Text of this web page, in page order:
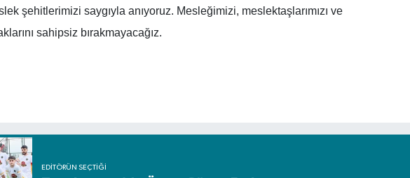
şehitlerimizi saygıyla anıyoruz. Mesleğimizi, meslektaşlarımızı ve
sahipsiz bırakmayacağız.
EDITÖRÜN SEÇTIĞI